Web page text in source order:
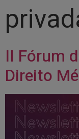
II Fórum
Direito